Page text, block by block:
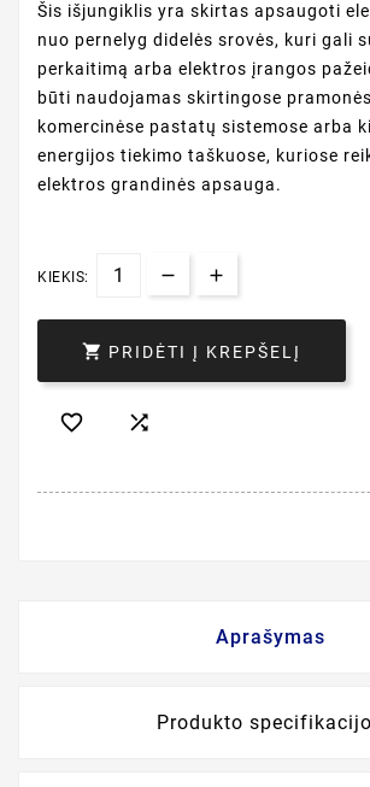
Šis išjungiklis yra skirtas apsaugoti
nuo pernelyg didelės srovės, kuri gali
perkaitimą arba elektros įrangos
būti naudojamas skirtingose
komercinėse pastatų sistemose arba
energijos tiekimo taškuose, kuriose
elektros grandinės apsauga.
KIEKIS:
 PRIDĖTI Į KREPŠELĮ
 
Aprašymas
Produkto